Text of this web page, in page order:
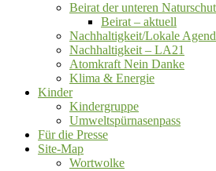
Beirat der unteren
Beirat ‒ aktuell
Nachhaltigkeit/Lokale
Nachhaltigkeit – LA21
Atomkraft Nein Danke
Klima & Energie
Kinder
Kindergruppe
Umweltspürnasenpass
Für die Presse
Site-Map
Wortwolke